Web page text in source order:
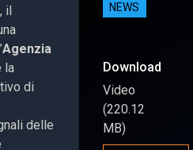
il
Agenzia
la
di
delle
NEWS
Download
Video
(220.12
MB)